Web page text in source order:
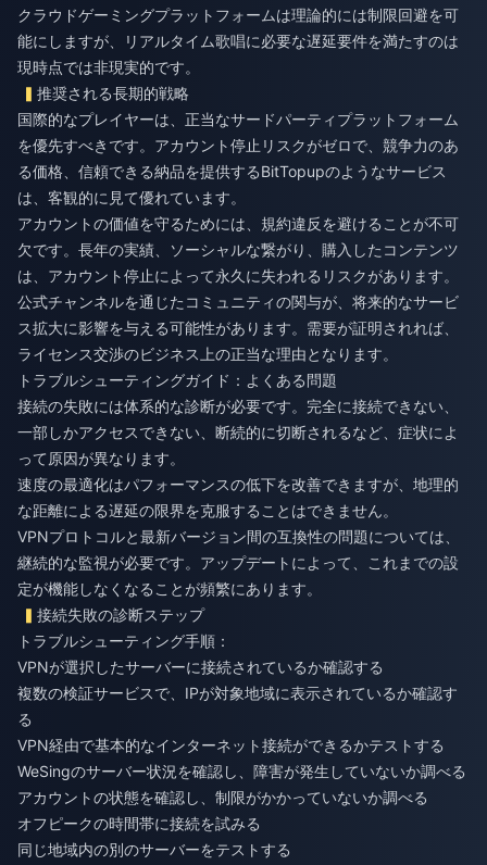
クラウドゲーミングプラットフォームは理論的には制限回避を可
能にしますが、リアルタイム歌唱に必要な遅延要件を満たすのは
現時点では非現実的です。
推奨される長期的戦略
国際的なプレイヤーは、正当なサードパーティプラットフォーム
を優先すべきです。アカウント停止リスクがゼロで、競争力のあ
る価格、信頼できる納品を提供するBitTopupのようなサービス
は、客観的に見て優れています。
アカウントの価値を守るためには、規約違反を避けることが不可
欠です。長年の実績、ソーシャルな繋がり、購入したコンテンツ
は、アカウント停止によって永久に失われるリスクがあります。
公式チャンネルを通じたコミュニティの関与が、将来的なサービ
ス拡大に影響を与える可能性があります。需要が証明されれば、
ライセンス交渉のビジネス上の正当な理由となります。
トラブルシューティングガイド：よくある問題
接続の失敗には体系的な診断が必要です。完全に接続できない、
一部しかアクセスできない、断続的に切断されるなど、症状によ
って原因が異なります。
速度の最適化はパフォーマンスの低下を改善できますが、地理的
な距離による遅延の限界を克服することはできません。
VPNプロトコルと最新バージョン間の互換性の問題については、
継続的な監視が必要です。アップデートによって、これまでの設
定が機能しなくなることが頻繁にあります。
接続失敗の診断ステップ
トラブルシューティング手順：
VPNが選択したサーバーに接続されているか確認する
複数の検証サービスで、IPが対象地域に表示されているか確認す
る
VPN経由で基本的なインターネット接続ができるかテストする
WeSingのサーバー状況を確認し、障害が発生していないか調べる
アカウントの状態を確認し、制限がかかっていないか調べる
オフピークの時間帯に接続を試みる
同じ地域内の別のサーバーをテストする